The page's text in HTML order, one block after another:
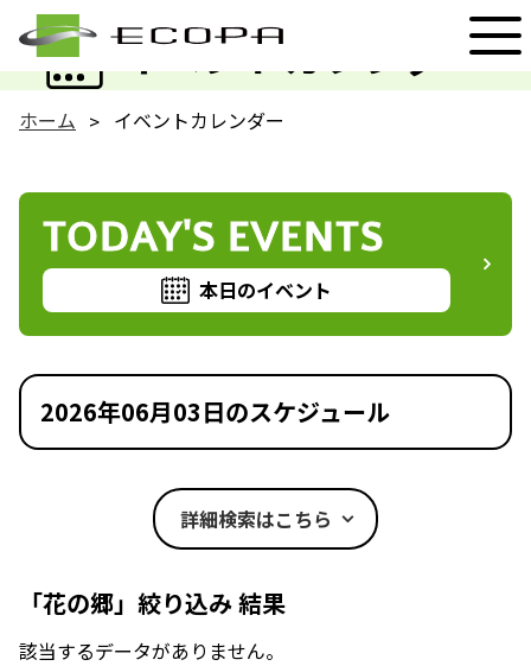
イベントカレンダー
EVENT
ホーム イベントカレンダー
TODAY'S EVENTS
本日のイベント
2026年06月03日のスケジュール
詳細検索はこちら
「花の郷」絞り込み 結果
該当するデータがありません。